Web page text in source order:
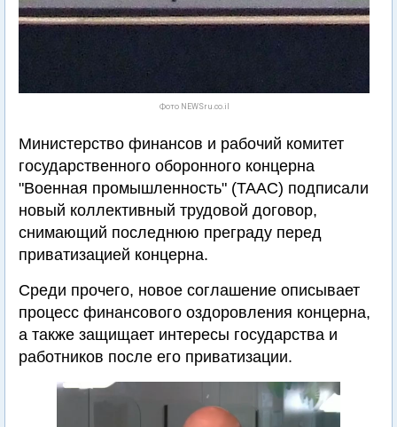
Фото NEWSru.co.il
Министерство финансов и рабочий комитет
государственного оборонного концерна
"Военная промышленность" (ТААС) подписали
новый коллективный трудовой договор,
снимающий последнюю преграду перед
приватизацией концерна.
Среди прочего, новое соглашение описывает
процесс финансового оздоровления концерна,
а также защищает интересы государства и
работников после его приватизации.